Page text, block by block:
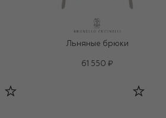
Льняные брюки
61 550 ₽